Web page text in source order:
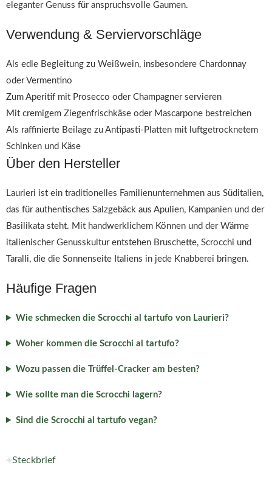
eleganter Genuss für anspruchsvolle Gaumen.
Verwendung & Serviervorschläge
Als edle Begleitung zu Weißwein, insbesondere Chardonnay
oder Vermentino
Zum Aperitif mit Prosecco oder Champagner servieren
Mit cremigem Ziegenfrischkäse oder Mascarpone bestreichen
Als raffinierte Beilage zu Antipasti-Platten mit luftgetrocknetem
Schinken und Käse
Über den Hersteller
Laurieri ist ein traditionelles Familienunternehmen aus Süditalien,
das für authentisches Salzgebäck aus Apulien, Kampanien und der
Basilikata steht. Mit handwerklichem Können und der Wärme
italienischer Genusskultur entstehen Bruschette, Scrocchi und
Taralli, die die Sonnenseite Italiens in jede Knabberei bringen.
Häufige Fragen
Wie schmecken die Scrocchi al tartufo von Laurieri?
Woher kommen die Scrocchi al tartufo?
Wozu passen die Trüffel-Cracker am besten?
Wie sollte man die Scrocchi lagern?
Sind die Scrocchi al tartufo vegan?
Steckbrief